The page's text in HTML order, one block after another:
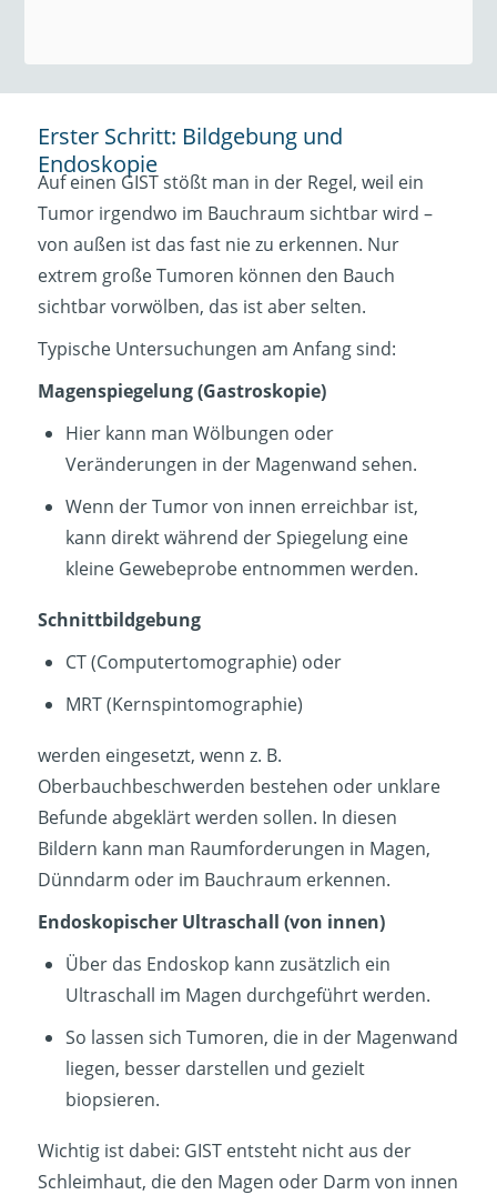
Erster Schritt: Bildgebung und
Endoskopie
Auf einen GIST stößt man in der Regel, weil ein
Tumor irgendwo im Bauchraum sichtbar wird –
von außen ist das fast nie zu erkennen. Nur
extrem große Tumoren können den Bauch
sichtbar vorwölben, das ist aber selten.
Typische Untersuchungen am Anfang sind:
Magenspiegelung (Gastroskopie)
Hier kann man Wölbungen oder
Veränderungen in der Magenwand sehen.
Wenn der Tumor von innen erreichbar ist,
kann direkt während der Spiegelung eine
kleine Gewebeprobe entnommen werden.
Schnittbildgebung
CT (Computertomographie) oder
MRT (Kernspintomographie)
werden eingesetzt, wenn z. B.
Oberbauchbeschwerden bestehen oder unklare
Befunde abgeklärt werden sollen. In diesen
Bildern kann man Raumforderungen in Magen,
Dünndarm oder im Bauchraum erkennen.
Endoskopischer Ultraschall (von innen)
Über das Endoskop kann zusätzlich ein
Ultraschall im Magen durchgeführt werden.
So lassen sich Tumoren, die in der Magenwand
liegen, besser darstellen und gezielt
biopsieren.
Wichtig ist dabei: GIST entsteht nicht aus der
Schleimhaut, die den Magen oder Darm von innen